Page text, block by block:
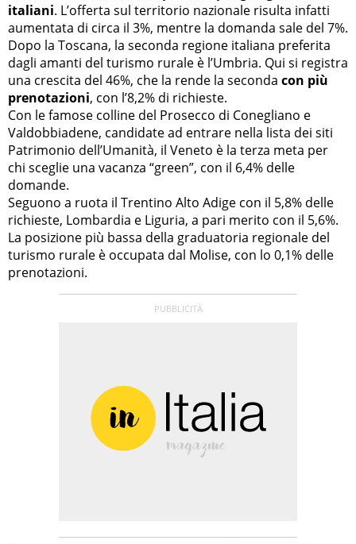
italiani. L’offerta sul territorio nazionale risulta infatti
aumentata di circa il 3%, mentre la domanda sale del 7%.
Dopo la Toscana, la seconda regione italiana preferita
dagli amanti del turismo rurale è l’Umbria. Qui si registra
una crescita del 46%, che la rende la seconda con più
prenotazioni, con l’8,2% di richieste.
Con le famose colline del Prosecco di Conegliano e
Valdobbiadene, candidate ad entrare nella lista dei siti
Patrimonio dell’Umanità, il Veneto è la terza meta per
chi sceglie una vacanza “green”, con il 6,4% delle
domande.
Seguono a ruota il Trentino Alto Adige con il 5,8% delle
richieste, Lombardia e Liguria, a pari merito con il 5,6%.
La posizione più bassa della graduatoria regionale del
turismo rurale è occupata dal Molise, con lo 0,1% delle
prenotazioni.